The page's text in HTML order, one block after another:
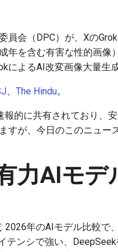
員会（DPC）が、Xの
年を含む有害な性的画
によるAI改変画像大量生
、 The Hindu。
報的に共有されており、
すが、今日のこのニュー
力AIモデ
: 2026年のAIモデル比較で
テンシで強い、